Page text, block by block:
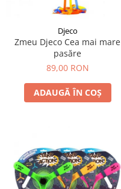
Djeco
Zmeu Djeco Cea mai mare
pasăre
89,00 RON
ADAUGĂ ÎN COȘ